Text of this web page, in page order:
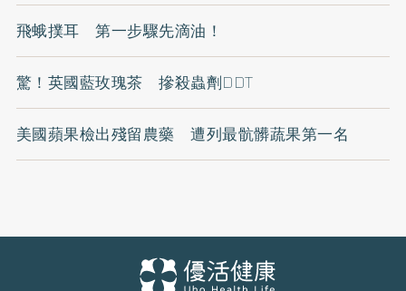
飛蛾撲耳 第一步驟先滴油！
驚！英國藍玫瑰茶 摻殺蟲劑DDT
美國蘋果檢出殘留農藥 遭列最骯髒蔬果第一名